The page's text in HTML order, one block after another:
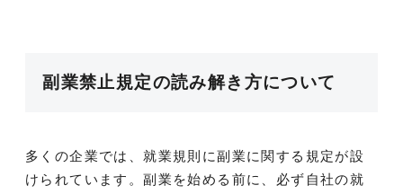
副業禁止規定の読み解き方について
多くの企業では、就業規則に副業に関する規定が設
けられています。副業を始める前に、必ず自社の就